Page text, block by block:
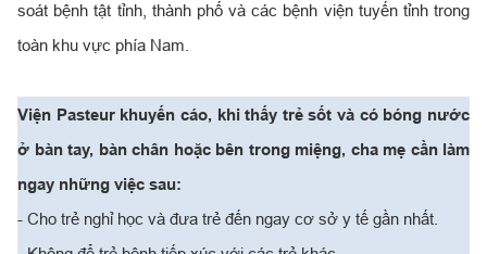
soát bệnh tật tỉnh, thành phố và các bệnh viện tuyến tỉnh trong
toàn khu vực phía Nam.
Viện Pasteur khuyến cáo, khi thấy trẻ sốt và có bóng nước
ở bàn tay, bàn chân hoặc bên trong miệng, cha mẹ cần làm
ngay những việc sau:
- Cho trẻ nghỉ học và đưa trẻ đến ngay cơ sở y tế gần nhất.